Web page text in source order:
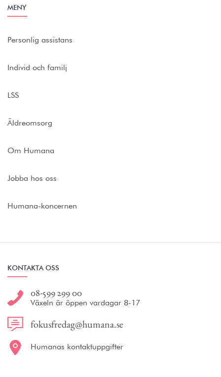
MENY
Personlig assistans
Individ och familj
LSS
Äldreomsorg
Om Humana
Jobba hos oss
Humana-koncernen
KONTAKTA OSS
08-599 299 00
Växeln är öppen vardagar 8-17
fokusfredag@humana.se
Humanas kontaktuppgifter